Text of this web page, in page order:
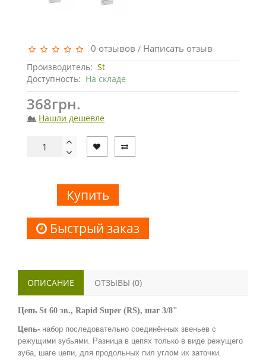
0 отзывов / Написать отзыв
Производитель: St
Доступность: На складе
368грн.
Нашли дешевле
Купить
Быстрый заказ
ОПИСАНИЕ ОТЗЫВЫ (0)
Цепь St 60 зв., Rapid Super (RS), шаг 3/8"
Цепь- набор последовательно соединённых звеньев с
режущими зубьями. Разница в цепях только в виде режущего
зуба, шаге цепи, для продольных пил углом их заточки.